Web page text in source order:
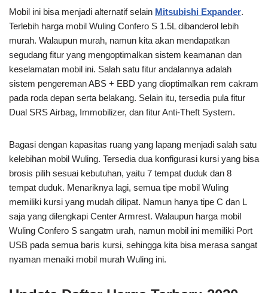
Mobil ini bisa menjadi alternatif selain Mitsubishi Expander.
Terlebih harga mobil Wuling Confero S 1.5L dibanderol lebih
murah. Walaupun murah, namun kita akan mendapatkan
segudang fitur yang mengoptimalkan sistem keamanan dan
keselamatan mobil ini. Salah satu fitur andalannya adalah
sistem pengereman ABS + EBD yang dioptimalkan rem cakram
pada roda depan serta belakang. Selain itu, tersedia pula fitur
Dual SRS Airbag, Immobilizer, dan fitur Anti-Theft System.
Bagasi dengan kapasitas ruang yang lapang menjadi salah satu
kelebihan mobil Wuling. Tersedia dua konfigurasi kursi yang bisa
brosis pilih sesuai kebutuhan, yaitu 7 tempat duduk dan 8
tempat duduk. Menariknya lagi, semua tipe mobil Wuling
memiliki kursi yang mudah dilipat. Namun hanya tipe C dan L
saja yang dilengkapi Center Armrest. Walaupun harga mobil
Wuling Confero S sangatm urah, namun mobil ini memiliki Port
USB pada semua baris kursi, sehingga kita bisa merasa sangat
nyaman menaiki mobil murah Wuling ini.